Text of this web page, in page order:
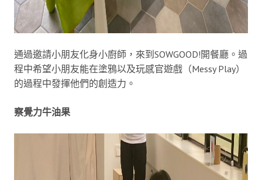
通過邀請小朋友化身小廚師，來到SOWGOOD!開餐廳。過
程中希望小朋友能在塗鴉以及玩感官遊戲（Messy Play）
的過程中發揮他們的創造力。
察覺力牛油果